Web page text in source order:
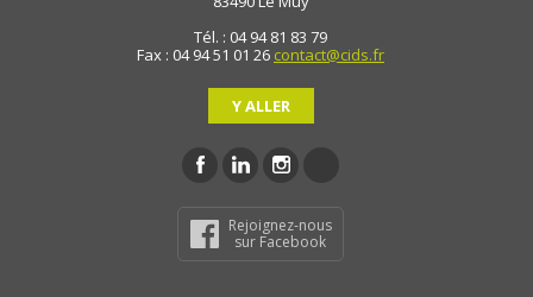
Tél. : 04 94 81 83 79
Fax : 04 94 51 01 26 contact@cids.fr
Y ALLER
Rejoignez-nous
sur Facebook